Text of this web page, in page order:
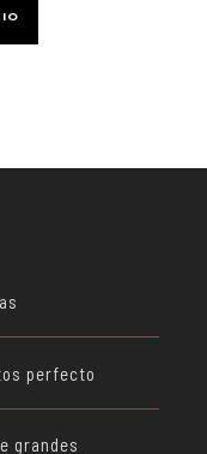
perfecto
grandes